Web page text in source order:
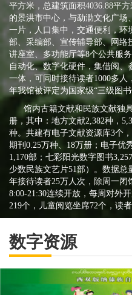
平方米，总建筑面积4036.88平
的景洪市中心，与勐泐文化广
一片，人口集中，交通便利，环
部、采编部、宣传辅导部、网络
讲座室、多功能厅等8个公共服
自动化、数字化硬件，集借阅
一体，可同时接待读者1000多
年我馆被评定为国家级“三级图书
馆内古籍文献和民族文献独具
册，其中：地方文献2,382种，
种。共建有电子文献资源库3个
期刊0.25万种、18万册；电子优
1,170部；七彩阳光数字图书
少数民族文艺片51部）。数据总
年接待读者25万人次，除周一
8:00-21:30连续开放，每周对外
219个，儿童阅览坐席72个，读
数字资源